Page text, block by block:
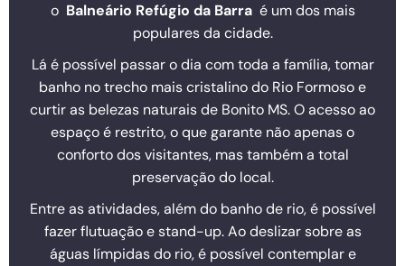
o Balneário Refúgio da Barraé um dos mais
populares da cidade.
Lá é possível passar o dia com toda a família, tomar
banho no trecho mais cristalino do Rio Formoso e
curtir as belezas naturais de Bonito MS. O acesso ao
espaço é restrito, o que garante não apenas o
conforto dos visitantes, mas também a total
preservação do local.
Entre as atividades, além do banho de rio, é possível
fazer flutuação e stand-up. Ao deslizar sobre as
águas límpidas do rio, é possível contemplar e